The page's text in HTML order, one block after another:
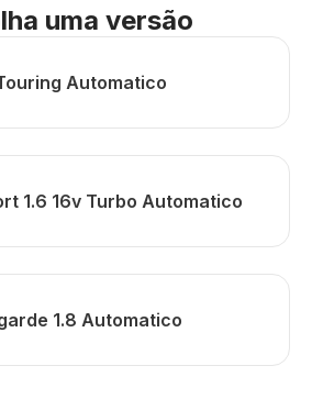
uma versão
Automatico
1.6 16v Turbo Automatico
1.8 Automatico